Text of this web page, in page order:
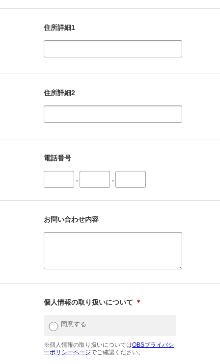
住所詳細1
住所詳細2
電話番号
- -
お問い合わせ内容
個人情報の取り扱いについて ＊
同意する
※個人情報の取り扱いについてはOBSプライバシ
ーポリシーページでご確認ください。